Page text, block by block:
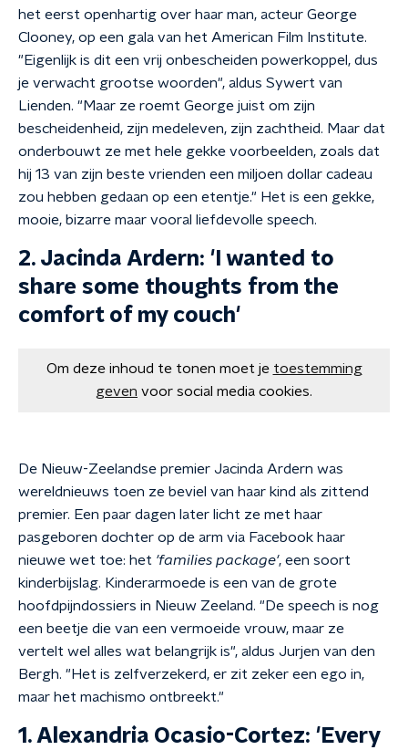
het eerst openhartig over haar man, acteur George
Clooney, op een gala van het American Film Institute.
"Eigenlijk is dit een vrij onbescheiden powerkoppel, dus
je verwacht grootse woorden", aldus Sywert van
Lienden. "Maar ze roemt George juist om zijn
bescheidenheid, zijn medeleven, zijn zachtheid. Maar dat
onderbouwt ze met hele gekke voorbeelden, zoals dat
hij 13 van zijn beste vrienden een miljoen dollar cadeau
zou hebben gedaan op een etentje." Het is een gekke,
mooie, bizarre maar vooral liefdevolle speech.
2. Jacinda Ardern: 'I wanted to
share some thoughts from the
comfort of my couch'
Om deze inhoud te tonen moet je toestemming
geven voor social media cookies.
De Nieuw-Zeelandse premier Jacinda Ardern was
wereldnieuws toen ze beviel van haar kind als zittend
premier. Een paar dagen later licht ze met haar
pasgeboren dochter op de arm via Facebook haar
nieuwe wet toe: het 'families package', een soort
kinderbijslag. Kinderarmoede is een van de grote
hoofdpijndossiers in Nieuw Zeeland. "De speech is nog
een beetje die van een vermoeide vrouw, maar ze
vertelt wel alles wat belangrijk is", aldus Jurjen van den
Bergh. "Het is zelfverzekerd, er zit zeker een ego in,
maar het machismo ontbreekt."
1. Alexandria Ocasio-Cortez: 'Every